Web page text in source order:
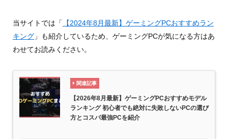
当サイトでは「
【2024年8月最新】ゲーミングPCおすすめラン
キング」も紹介しているため、ゲーミングPCが気になる方はあ
わせてお読みください。
関連記事
【2026年8月最新】ゲーミングPCおすすめモデル
ランキング 初心者でも絶対に失敗しないPCの選び
方とコスパ最強PCを紹介